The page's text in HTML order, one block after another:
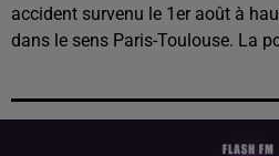
accident survenu le 1er août à
dans le sens Paris-Toulouse. La